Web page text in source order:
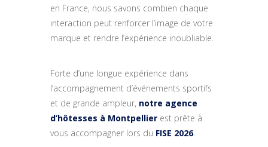
en France, nous savons combien chaque
interaction peut renforcer l’image de votre
marque et rendre l’expérience inoubliable.
Forte d’une longue expérience dans
l’accompagnement d’événements sportifs
et de grande ampleur, notre agence
d’hôtesses à Montpellier est prête à
vous accompagner lors du FISE 2026.